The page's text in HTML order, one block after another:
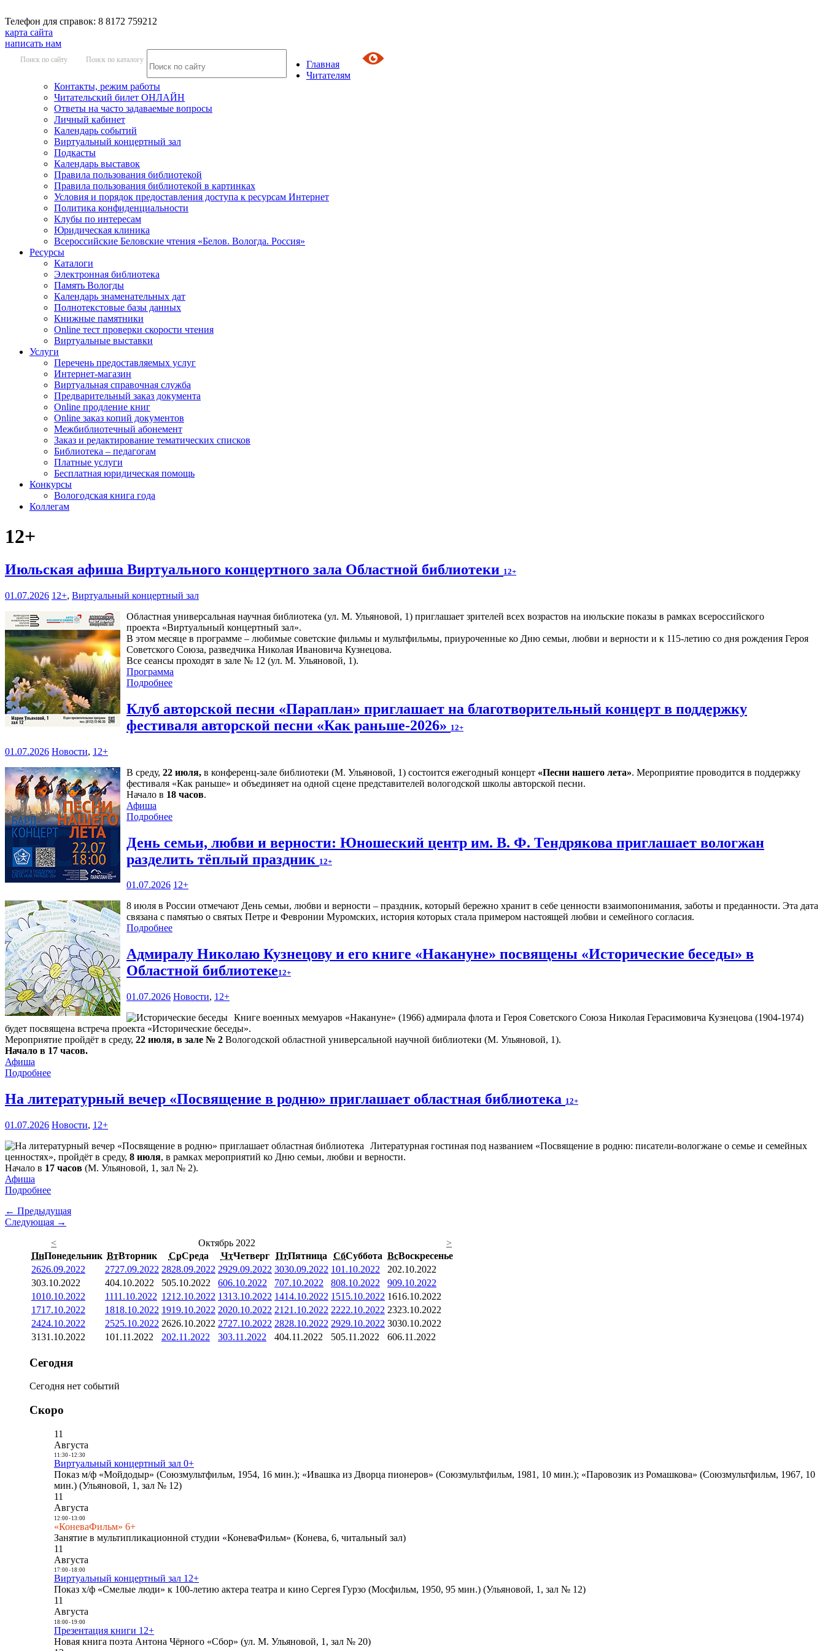
Телефон для справок: 8 8172 759212
карта сайта
написать нам
Поиск по сайту Поиск по каталогу
Главная
Читателям
Контакты, режим работы
Читательский билет ОНЛАЙН
Ответы на часто задаваемые вопросы
Личный кабинет
Календарь событий
Виртуальный концертный зал
Подкасты
Календарь выставок
Правила пользования библиотекой
Правила пользования библиотекой в картинках
Условия и порядок предоставления доступа к ресурсам Интернет
Политика конфиденциальности
Клубы по интересам
Юридическая клиника
Всероссийские Беловские чтения «Белов. Вологда. Россия»
Ресурсы
Каталоги
Электронная библиотека
Память Вологды
Календарь знаменательных дат
Полнотекстовые базы данных
Книжные памятники
Online тест проверки скорости чтения
Виртуальные выставки
Услуги
Перечень предоставляемых услуг
Интернет-магазин
Виртуальная справочная служба
Предварительный заказ документа
Online продление книг
Online заказ копий документов
Межбиблиотечный абонемент
Заказ и редактирование тематических списков
Библиотека – педагогам
Платные услуги
Бесплатная юридическая помощь
Конкурсы
Вологодская книга года
Коллегам
12+
Июльская афиша Виртуального концертного зала Областной библиотеки 12+
01.07.2026 12+, Виртуальный концертный зал
Областная универсальная научная библиотека (ул. М. Ульяновой, 1) приглашает зрителей всех возрастов на июльские показы в рамках всероссийского
проекта «Виртуальный концертный зал».
В этом месяце в программе – любимые советские фильмы и мультфильмы, приуроченные ко Дню семьи, любви и верности и к 115-летию со дня рождения Героя
Советского Союза, разведчика Николая Ивановича Кузнецова.
Все сеансы проходят в зале № 12 (ул. М. Ульяновой, 1).
Программа
Подробнее
Клуб авторской песни «Параплан» приглашает на благотворительный концерт в поддержку
фестиваля авторской песни «Как раньше-2026» 12+
01.07.2026 Новости, 12+
В среду, 22 июля, в конференц-зале библиотеки (М. Ульяновой, 1) состоится ежегодный концерт «Песни нашего лета». Мероприятие проводится в поддержку
фестиваля «Как раньше» и объединяет на одной сцене представителей вологодской школы авторской песни.
Начало в 18 часов.
Афиша
Подробнее
День семьи, любви и верности: Юношеский центр им. В. Ф. Тендрякова приглашает вологжан
разделить тёплый праздник 12+
01.07.2026 12+
8 июля в России отмечают День семьи, любви и верности – праздник, который бережно хранит в себе ценности взаимопонимания, заботы и преданности. Эта дата
связана с памятью о святых Петре и Февронии Муромских, история которых стала примером настоящей любви и семейного согласия.
Подробнее
Адмиралу Николаю Кузнецову и его книге «Накануне» посвящены «Исторические беседы» в
Областной библиотеке12+
01.07.2026 Новости, 12+
Книге военных мемуаров «Накануне» (1966) адмирала флота и Героя Советского Союза Николая Герасимовича Кузнецова (1904-1974)
будет посвящена встреча проекта «Исторические беседы».
Мероприятие пройдёт в среду, 22 июля, в зале № 2 Вологодской областной универсальной научной библиотеки (М. Ульяновой, 1).
Начало в 17 часов.
Афиша
Подробнее
На литературный вечер «Посвящение в родню» приглашает областная библиотека 12+
01.07.2026 Новости, 12+
Литературная гостиная под названием «Посвящение в родню: писатели-вологжане о семье и семейных
ценностях», пройдёт в среду, 8 июля, в рамках мероприятий ко Дню семьи, любви и верности.
Начало в 17 часов (М. Ульяновой, 1, зал № 2).
Афиша
Подробнее
← Предыдущая
Следующая →
<
Октябрь 2022
>
ПнПонедельник ВтВторник СрСреда ЧтЧетверг ПтПятница СбСуббота ВсВоскресенье
2626.09.2022 2727.09.2022 2828.09.2022 2929.09.2022 3030.09.2022 101.10.2022 202.10.2022
303.10.2022 404.10.2022 505.10.2022 606.10.2022 707.10.2022 808.10.2022 909.10.2022
1010.10.2022 1111.10.2022 1212.10.2022 1313.10.2022 1414.10.2022 1515.10.2022 1616.10.2022
1717.10.2022 1818.10.2022 1919.10.2022 2020.10.2022 21 21.10.2022 2222.10.2022 2323.10.2022
2424.10.2022 2525.10.2022 2626.10.2022 2727.10.2022 2828.10.2022 2929.10.2022 3030.10.2022
3131.10.2022 101.11.2022 202.11.2022 303.11.2022 404.11.2022 505.11.2022 606.11.2022
Сегодня
Сегодня нет событий
Скоро
11
Августа
11:30- 12:30
Виртуальный концертный зал 0+
Показ м/ф «Мойдодыр» (Союзмультфильм, 1954, 16 мин.); «Ивашка из Дворца пионеров» (Союзмультфильм, 1981, 10 мин.); «Паровозик из Ромашкова» (Союзмультфильм, 1967, 10
мин.) (Ульяновой, 1, зал № 12)
11
Августа
12:00- 13:00
«КоневаФильм» 6+
Занятие в мультипликационной студии «КоневаФильм» (Конева, 6, читальный зал)
11
Августа
17:00- 18:00
Виртуальный концертный зал 12+
Показ х/ф «Смелые люди» к 100-летию актера театра и кино Сергея Гурзо (Мосфильм, 1950, 95 мин.) (Ульяновой, 1, зал № 12)
11
Августа
18:00- 19:00
Презентация книги 12+
Новая книга поэта Антона Чёрного «Сбор» (ул. М. Ульяновой, 1, зал № 20)